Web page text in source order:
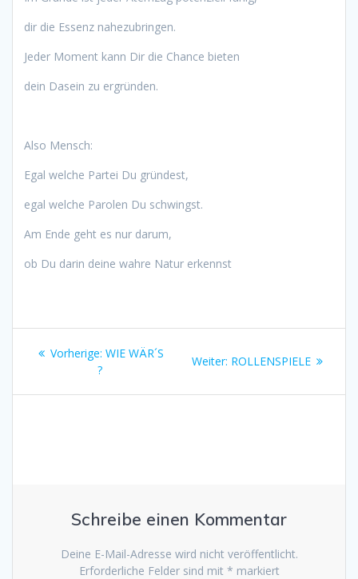
dir die Essenz nahezubringen.
Jeder Moment kann Dir die Chance bieten
dein Dasein zu ergründen.
Also Mensch:
Egal welche Partei Du gründest,
egal welche Parolen Du schwingst.
Am Ende geht es nur darum,
ob Du darin deine wahre Natur erkennst
Beitragsnavigation
Vorherige: Vorheriger
WIE WÄR´S
?
Weiter: Nächster
ROLLENSPIELE
Schreibe einen Kommentar
Deine E-Mail-Adresse wird nicht veröffentlicht.
Erforderliche Felder sind mit * markiert